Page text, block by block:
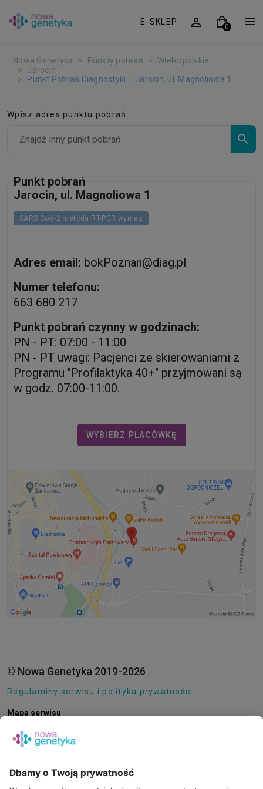
E-SKLEP
Nowa Genetyka Punkty pobrań
Wielkopolskie
Jarocin
Punkt Pobrań Diagnostyki – Jarocin, ul. Magnoliowa 1
Wpisz adres punktu pobrań
Punkt pobrań
Jarocin, ul. Magnoliowa 1
SARS CoV-2 metoda RT-PCR wymaz
Adres email: bokPoznan@diag.pl
Numer telefonu:
663 680 217
Punkt pobrań czynny w godzinach:
PN - PT: 07:00 - 11:00
PN - PT uwagi: Pacjenci ze skierowaniami z
Programu "Profilaktyka 40+" przyjmowani są
w godz. 07:00-11:00.
WYBIERZ PLACÓWKĘ
© Nowa Genetyka 2019-2026
Regulaminy serwisu i polityka prywatności.
Mapa serwisu
E-SKLEP